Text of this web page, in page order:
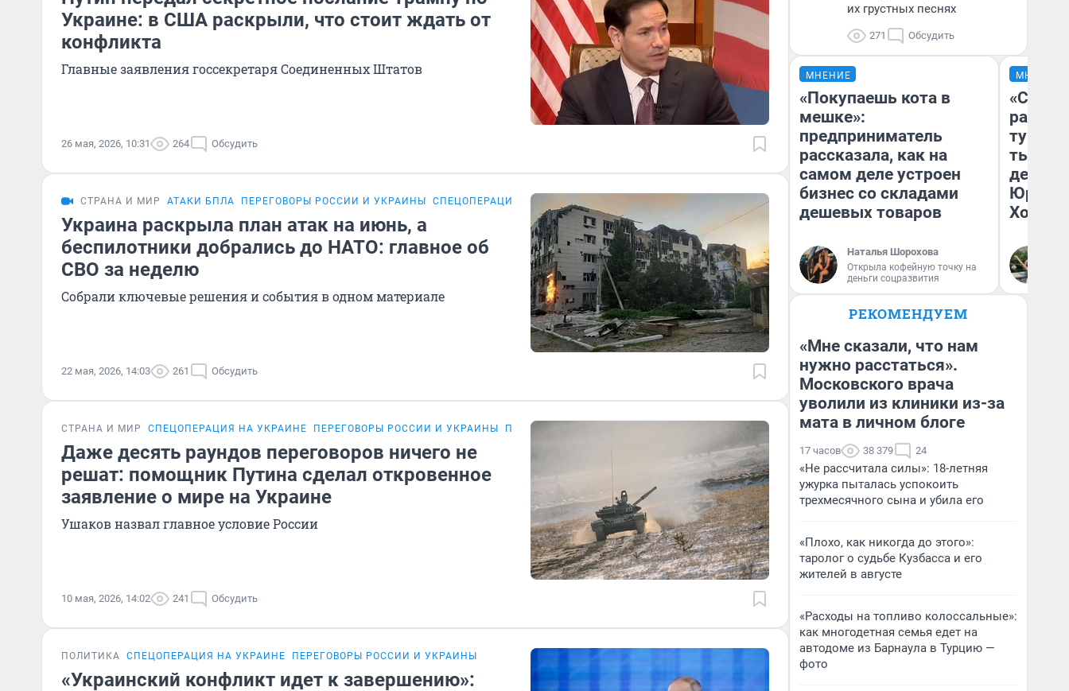
Украине: в США раскрыли, что стоит ждать от
конфликта
Главные заявления госсекретаря Соединенных Штатов
26 мая, 2026, 10:31 264 Обсудить
СТРАНА И МИР АТАКИ БПЛА ПЕРЕГОВОРЫ РОССИИ И УКРАИНЫ СПЕЦОПЕРАЦИЯ НА УКРАИНЕ
Украина раскрыла план атак на июнь, а
беспилотники добрались до НАТО: главное об
СВО за неделю
Собрали ключевые решения и события в одном материале
22 мая, 2026, 14:03 261 Обсудить
СТРАНА И МИР СПЕЦОПЕРАЦИЯ НА УКРАИНЕ ПЕРЕГОВОРЫ РОССИИ И УКРАИНЫ ПЕРЕГОВОРЫ РОССИИ И США
Даже десять раундов переговоров ничего не
решат: помощник Путина сделал откровенное
заявление о мире на Украине
Ушаков назвал главное условие России
10 мая, 2026, 14:02 241 Обсудить
ПОЛИТИКА СПЕЦОПЕРАЦИЯ НА УКРАИНЕ ПЕРЕГОВОРЫ РОССИИ И УКРАИНЫ
«Украинский конфликт идет к завершению»:
их грустных песнях
271 Обсудить
МНЕНИЕ
«Покупаешь кота в
мешке»:
предприниматель
рассказала, как на
самом деле устроен
бизнес со складами
дешевых товаров
Наталья Шорохова
Открыла кофейную точку на
деньги соцразвития
МНЕНИЕ
тысяч,
день
РЕКОМЕНДУЕМ
«Мне сказали, что нам
нужно расстаться».
Московского врача
уволили из клиники из-за
мата в личном блоге
17 часов 38 379 24
«Не рассчитала силы»: 18-летняя
ужурка пыталась успокоить
трехмесячного сына и убила его
«Плохо, как никогда до этого»:
таролог о судьбе Кузбасса и его
жителей в августе
«Расходы на топливо колоссальные»:
как многодетная семья едет на
автодоме из Барнаула в Турцию —
фото